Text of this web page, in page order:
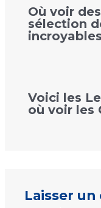
Où voir
sélection
Voici les
où voir les
Laisser